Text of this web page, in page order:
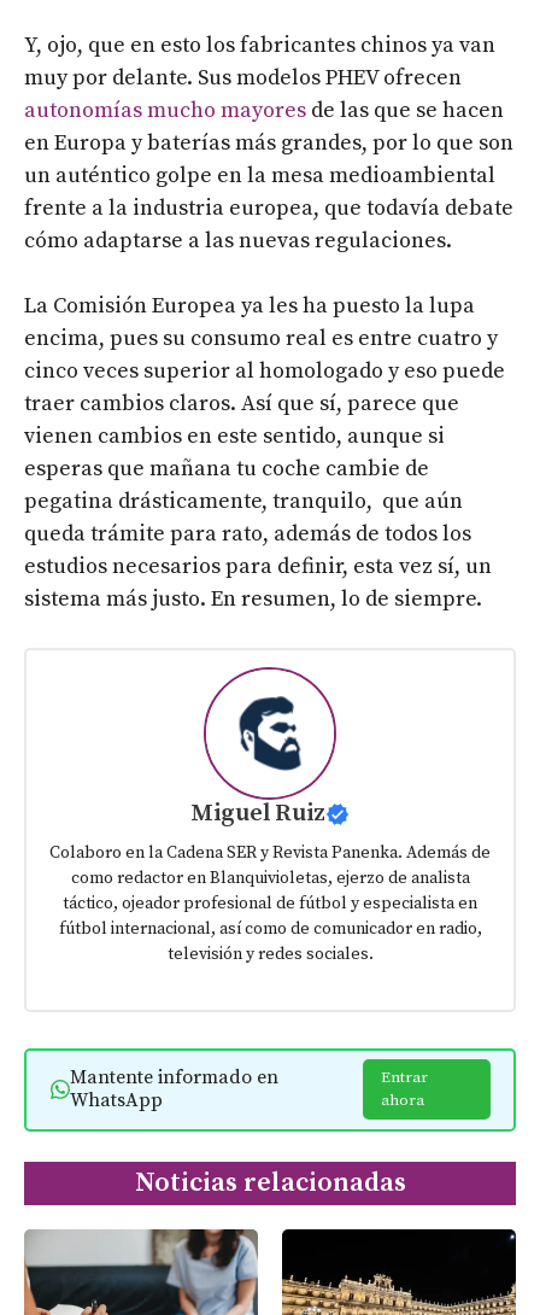
Y, ojo, que en esto los fabricantes chinos ya van
muy por delante. Sus modelos PHEV ofrecen
autonomías mucho mayores de las que se hacen
en Europa y baterías más grandes, por lo que son
un auténtico golpe en la mesa medioambiental
frente a la industria europea, que todavía debate
cómo adaptarse a las nuevas regulaciones.
La Comisión Europea ya les ha puesto la lupa
encima, pues su consumo real es entre cuatro y
cinco veces superior al homologado y eso puede
traer cambios claros. Así que sí, parece que
vienen cambios en este sentido, aunque si
esperas que mañana tu coche cambie de
pegatina drásticamente, tranquilo, que aún
queda trámite para rato, además de todos los
estudios necesarios para definir, esta vez sí, un
sistema más justo. En resumen, lo de siempre.
Miguel Ruiz
Colaboro en la Cadena SER y Revista Panenka. Además de
como redactor en Blanquivioletas, ejerzo de analista
táctico, ojeador profesional de fútbol y especialista en
fútbol internacional, así como de comunicador en radio,
televisión y redes sociales.
Mantente informado en
WhatsApp
Entrar
ahora
Noticias relacionadas